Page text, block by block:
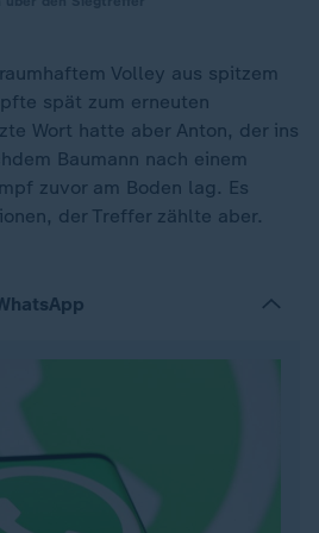
Volley aus spitzem
spät zum erneuten
Wort hatte aber Anton, der ins
Baumann nach einem
zuvor am Boden lag. Es
der Treffer zählte aber.